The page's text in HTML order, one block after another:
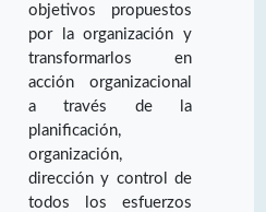
objetivos propuestos
por la organización y
transformarlos en
acción organizacional
a través de la
planificación,
organización,
dirección y control de
todos los esfuerzos